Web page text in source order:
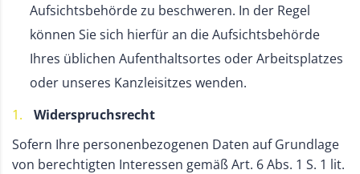
Aufsichtsbehörde zu beschweren. In der Regel
können Sie sich hierfür an die Aufsichtsbehörde
Ihres üblichen Aufenthaltsortes oder Arbeitsplatzes
oder unseres Kanzleisitzes wenden.
Widerspruchsrecht
Sofern Ihre personenbezogenen Daten auf Grundlage
von berechtigten Interessen gemäß Art. 6 Abs. 1 S. 1 lit.